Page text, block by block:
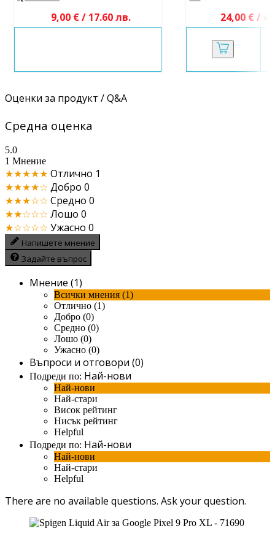
9,00 € / 17.60 лв. 24,00 € /
Оценки за продукт / Q&A
Средна оценка
5.0
1 Мнение
★★★★★ Отлично 1
★★★★☆ Добро 0
★★★☆☆ Средно 0
★★☆☆☆ Лошо 0
★☆☆☆☆ Ужасно 0
Напишете мнение
Задайте въпрос
Мнение (1)
Всички мнения (1)
Отлично (1)
Добро (0)
Средно (0)
Лошо (0)
Ужасно (0)
Въпроси и отговори (0)
Подреди по: Най-нови
Най-нови
Най-стари
Висок рейтинг
Нисък рейтинг
Helpful
Подреди по: Най-нови
Най-нови
Най-стари
Helpful
There are no available questions. Ask your question.